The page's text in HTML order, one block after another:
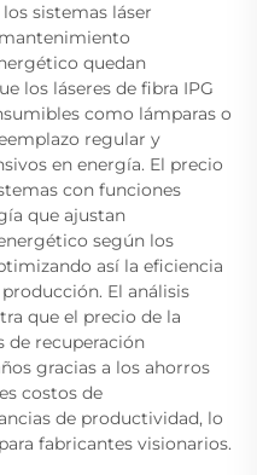
sistemas láser
quedan
los láseres de fibra IPG
como lámparas o
regular y
en energía. El precio
con funciones
que ajustan
según los
así la eficiencia
El análisis
que el precio de la
de recuperación
gracias a los ahorros
costos de
de productividad, lo
fabricantes visionarios.